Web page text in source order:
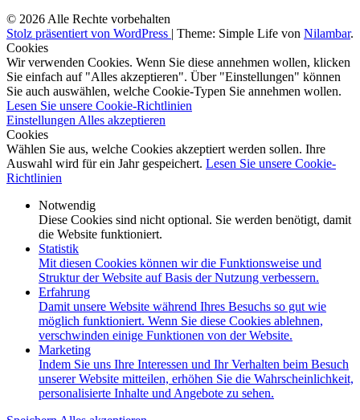
© 2026 Alle Rechte vorbehalten
Stolz präsentiert von WordPress
Theme: Simple Life von Nilambar.
Cookies
Wir verwenden Cookies. Wenn Sie diese annehmen wollen, klicken
Sie einfach auf "Alles akzeptieren". Über "Einstellungen" können
Sie auch auswählen, welche Cookie-Typen Sie annehmen wollen.
Lesen Sie unsere Cookie-Richtlinien
EinstellungenAlles akzeptieren
Cookies
Wählen Sie aus, welche Cookies akzeptiert werden sollen. Ihre
Auswahl wird für ein Jahr gespeichert. Lesen Sie unsere Cookie-
Richtlinien
Notwendig
Diese Cookies sind nicht optional. Sie werden benötigt, damit
die Website funktioniert.
Statistik
Mit diesen Cookies können wir die Funktionsweise und
Struktur der Website auf Basis der Nutzung verbessern.
Erfahrung
Damit unsere Website während Ihres Besuchs so gut wie
möglich funktioniert. Wenn Sie diese Cookies ablehnen,
verschwinden einige Funktionen von der Website.
Marketing
Indem Sie uns Ihre Interessen und Ihr Verhalten beim Besuch
unserer Website mitteilen, erhöhen Sie die Wahrscheinlichkeit,
personalisierte Inhalte und Angebote zu sehen.